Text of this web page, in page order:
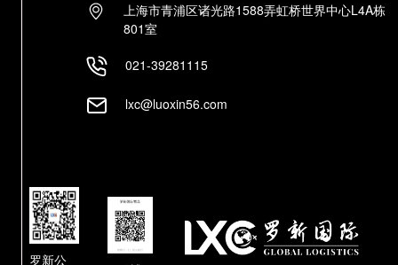
上海市青浦区诸光路1588弄虹桥世界中心L4A栋
801室
021-39281115
lxc@luoxin56.com
罗新公